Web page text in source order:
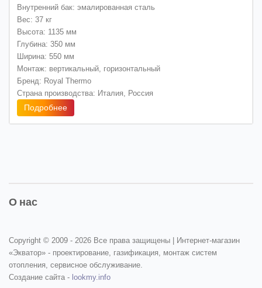
Внутренний бак: эмалированная сталь
Вес: 37 кг
Высота: 1135 мм
Глубина: 350 мм
Ширина: 550 мм
Монтаж: вертикальный, горизонтальный
Бренд: Royal Thermo
Страна производства: Италия, Россия
Подробнее
О нас
Copyright © 2009 - 2026 Все права защищены | Интернет-магазин
«Экватор» - проектирование, газификация, монтаж систем
отопления, сервисное обслуживание.
Создание сайта - lookmy.info